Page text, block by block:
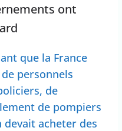
ont
que la France
personnels
de
de pompiers
acheter des